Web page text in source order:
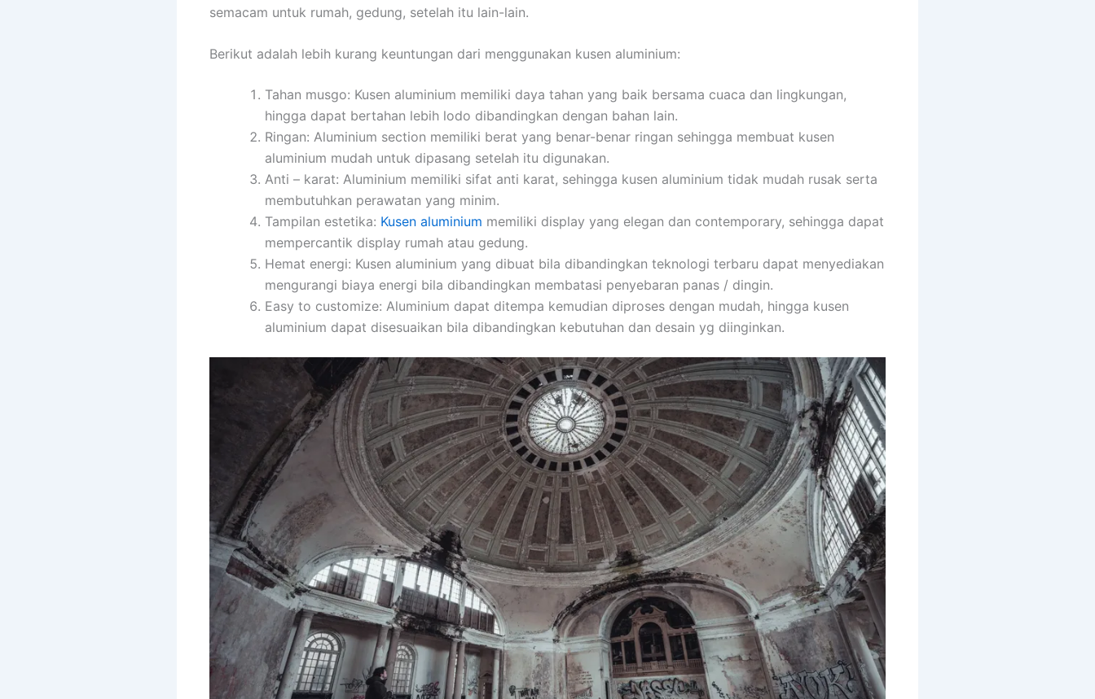
semacam untuk rumah, gedung, setelah itu lain-lain.
Berikut adalah lebih kurang keuntungan dari menggunakan kusen aluminium:
Tahan musgo: Kusen aluminium memiliki daya tahan yang baik bersama cuaca dan lingkungan,
hingga dapat bertahan lebih lodo dibandingkan dengan bahan lain.
Ringan: Aluminium section memiliki berat yang benar-benar ringan sehingga membuat kusen
aluminium mudah untuk dipasang setelah itu digunakan.
Anti – karat: Aluminium memiliki sifat anti karat, sehingga kusen aluminium tidak mudah rusak serta
membutuhkan perawatan yang minim.
Tampilan estetika: Kusen aluminium memiliki display yang elegan dan contemporary, sehingga dapat
mempercantik display rumah atau gedung.
Hemat energi: Kusen aluminium yang dibuat bila dibandingkan teknologi terbaru dapat menyediakan
mengurangi biaya energi bila dibandingkan membatasi penyebaran panas / dingin.
Easy to customize: Aluminium dapat ditempa kemudian diproses dengan mudah, hingga kusen
aluminium dapat disesuaikan bila dibandingkan kebutuhan dan desain yg diinginkan.